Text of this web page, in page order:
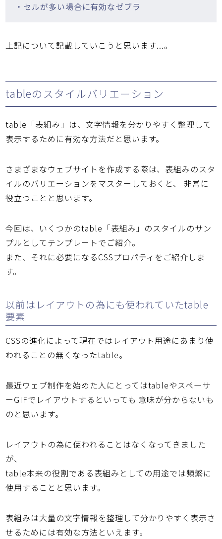
・セルが多い場合に有効なゼブラ
上記について記載していこうと思います...。
tableのスタイルバリエーション
table「表組み」は、文字情報を分かりやすく整理して
表示するために有効な方法だと思います。
さまざまなウェブサイトを作成する際は、表組みのスタ
イルのバリエーションをマスターしておくと、 非常に
役立つことと思います。
今回は、いくつかのtable「表組み」のスタイルのサン
プルとしてテンプレートでご紹介。
また、それに必要になるCSSプロパティをご紹介しま
す。
以前はレイアウトの為にも使われていたtable
要素
CSSの進化によって現在ではレイアウト用途にあまり使
われることの無くなったtable。
最近ウェブ制作を始めた人にとってはtableやスペーサ
ーGIFでレイアウトするといっても 意味が分からないも
のと思います。
レイアウトの為に使われることはなくなってきました
が、
table本来の役割である表組みとしての用途では頻繁に
使用することと思います。
表組みは大量の文字情報を整理して分かりやすく表示さ
せるためには有効な方法といえます。